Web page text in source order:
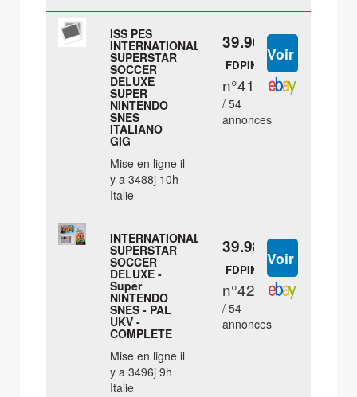
ISS PES
INTERNATIONAL
SUPERSTAR
SOCCER
DELUXE
SUPER
NINTENDO
SNES
ITALIANO
GIG
Mise en ligne il
y a 3488j 10h
Italie
39.96 €
FDPIN
n°41
/ 54
annonces
INTERNATIONAL
SUPERSTAR
SOCCER
DELUXE -
Super
NINTENDO
SNES - PAL
UKV -
COMPLETE
Mise en ligne il
y a 3496j 9h
Italie
39.98 €
FDPIN
n°42
/ 54
annonces